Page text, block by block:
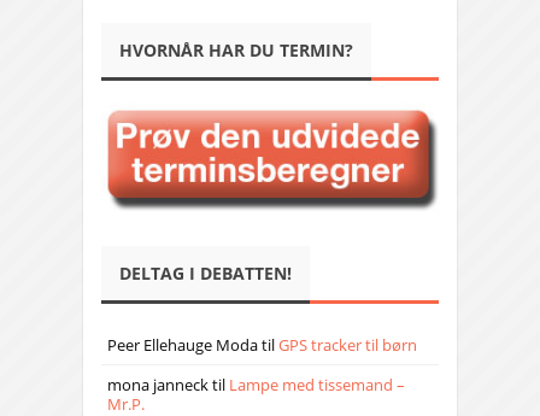
HVORNÅR HAR DU TERMIN?
DELTAG I DEBATTEN!
Peer Ellehauge ModatilGPS tracker til børn
mona jannecktil Lampe med tissemand –
Mr.P.